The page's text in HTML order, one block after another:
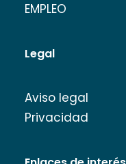
EMPLEO
Legal
Aviso legal
Privacidad